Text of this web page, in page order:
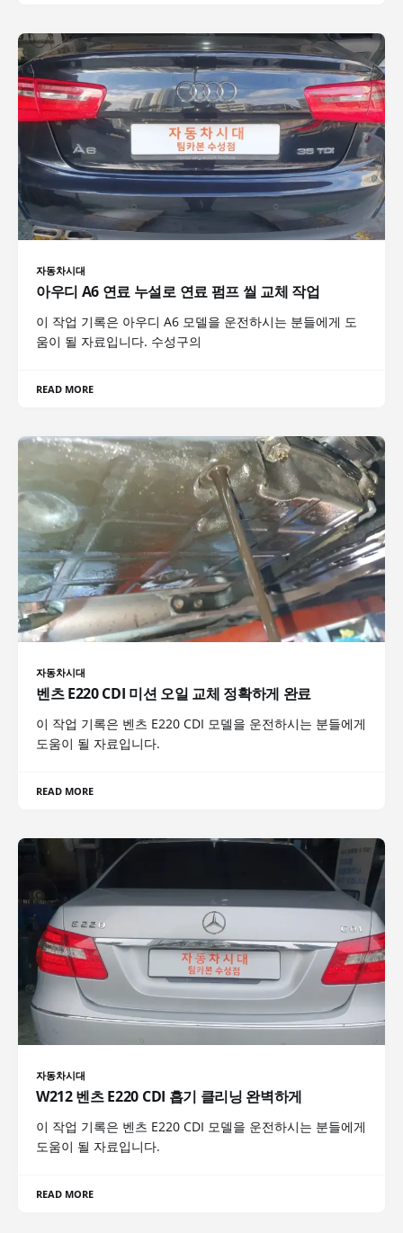
자동차시대
아우디 A6 연료 누설로 연료 펌프 씰 교체 작업
이 작업 기록은 아우디 A6 모델을 운전하시는 분들에게 도
움이 될 자료입니다. 수성구의
READ MORE
자동차시대
벤츠 E220 CDI 미션 오일 교체 정확하게 완료
이 작업 기록은 벤츠 E220 CDI 모델을 운전하시는 분들에게
도움이 될 자료입니다.
READ MORE
자동차시대
W212 벤츠 E220 CDI 흡기 클리닝 완벽하게
이 작업 기록은 벤츠 E220 CDI 모델을 운전하시는 분들에게
도움이 될 자료입니다.
READ MORE